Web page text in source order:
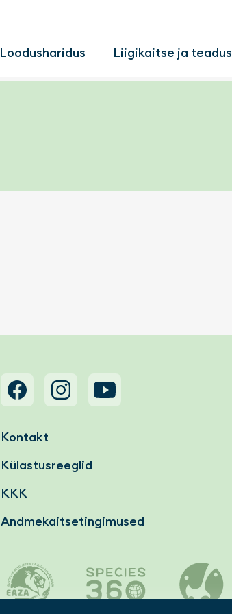
Loodusharidus Liigikaitse ja teadus
Footer menu
Kontakt
Külastusreeglid
KKK
Andmekaitsetingimused